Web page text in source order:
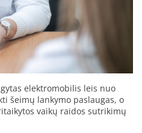
elektromobilis leis nuo
šeimų lankymo paslaugas, o
vaikų raidos sutrikimų